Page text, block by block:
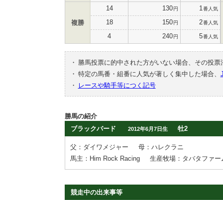
複勝
14 130円 1 番人気
18 150円 2番人気
4 240円 5番人気
・
勝馬投票に的中された方がいない場合、その投
・ 特定の馬番・組番に人気が著しく集中した場合、
・
レースや騎手等につく記号
勝馬の紹介
ブラックバード
2012年6月7日生 牡2
父：ダイワメジャー
母：ハレクラニ
馬主：Him Rock Racing
生産牧場：タバタファー
競走中の出来事等